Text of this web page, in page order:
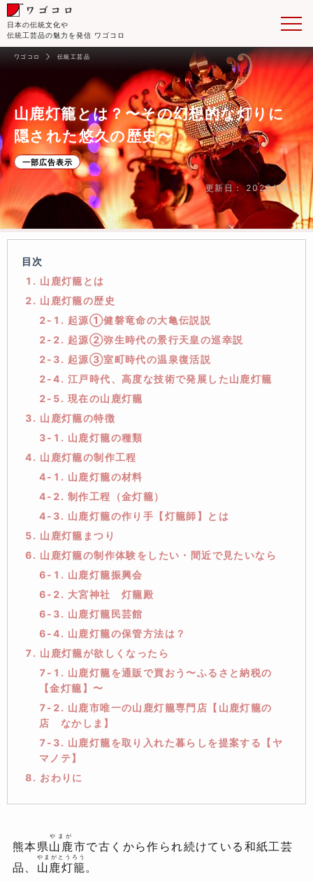
日本の伝統文化や
伝統工芸品の魅力を発信 ワゴコロ
ワゴコロ 伝統工芸品
山鹿灯籠とは？〜その幻想的な灯りに
隠された悠久の歴史〜
一部広告表示
更新日： 2023/05/13
目次
1. 山鹿灯籠とは
2. 山鹿灯籠の歴史
2-1. 起源①健磐竜命の大亀伝説説
2-2. 起源②弥生時代の景行天皇の巡幸説
2-3. 起源③室町時代の温泉復活説
2-4. 江戸時代、高度な技術で発展した山鹿灯籠
2-5. 現在の山鹿灯籠
3. 山鹿灯籠の特徴
3-1. 山鹿灯籠の種類
4. 山鹿灯籠の制作工程
4-1. 山鹿灯籠の材料
4-2. 制作工程（金灯籠）
4-3. 山鹿灯籠の作り手【灯籠師】とは
5. 山鹿灯籠まつり
6. 山鹿灯籠の制作体験をしたい・間近で見たいなら
6-1. 山鹿灯籠振興会
6-2. 大宮神社 灯籠殿
6-3. 山鹿灯籠民芸館
6-4. 山鹿灯籠の保管方法は？
7. 山鹿灯籠が欲しくなったら
7-1. 山鹿灯籠を通販で買おう〜ふるさと納税の
【金灯籠】〜
7-2. 山鹿市唯一の山鹿灯籠専門店【山鹿灯籠の
店 なかしま】
7-3. 山鹿灯籠を取り入れた暮らしを提案する【ヤ
マノテ】
8. おわりに
熊本県山鹿
やまが
市で古くから作られ続けている和紙工芸
品、 山鹿灯籠
やまがとうろう
。